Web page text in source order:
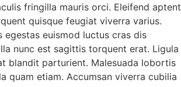
fringilla mauris orci. Eleifend aptent
quisque feugiat viverra varius.
egestas euismod luctus cras dis
nunc est sagittis torquent erat. Ligula
blandit parturient. Malesuada lobortis
quam etiam. Accumsan viverra cubilia